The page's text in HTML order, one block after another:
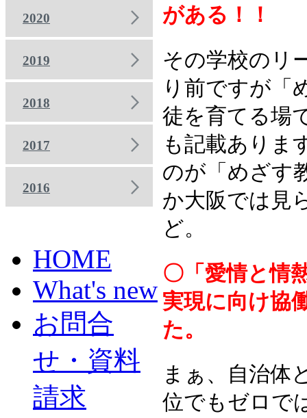
2020
2019
2018
2017
2016
がある！！
その学校のリ
り前ですが「
徒を育てる場
も記載ありま
のが「めざす
か大阪では見
ど。
〇「愛情と情
実現に向け協
た。
まぁ、自治体
位でもゼロで
HOME
What's new
お問合
せ・資料
請求